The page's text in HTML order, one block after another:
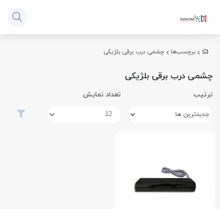
برچسب‌ها چشمی درب برقی بلژیکی
چشمی درب برقی بلژیکی
ترتیب تعداد نمایش